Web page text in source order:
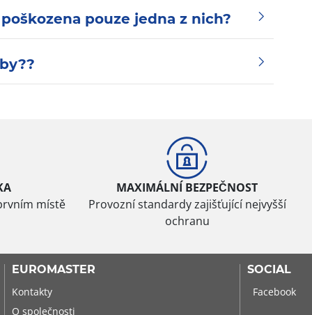
pouze jedna z nich?
místě
MAXIMÁLNÍ BEZPEČNOST
Provozní standardy zajišťující nejvyšší
ochranu
EUROMASTER
Kontakty
O společnosti
SOCIAL
Facebook